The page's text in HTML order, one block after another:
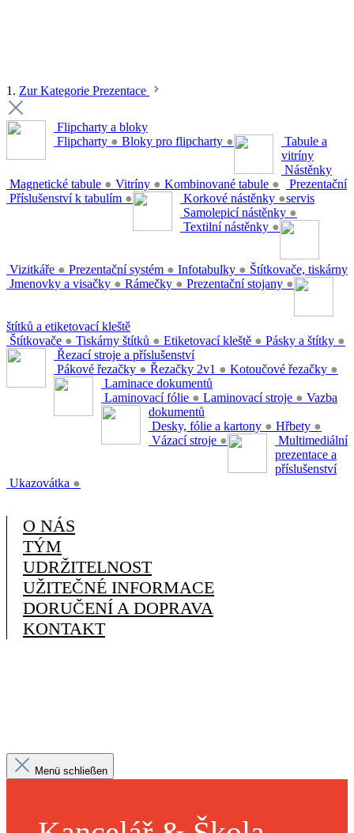
1. Zur Kategorie Prezentace
Flipcharty a bloky
Flipcharty ● Bloky pro flipcharty ●
Tabule a
vitríny
Magnetické tabule ● Vitríny ● Kombinované tabule ●
Příslušenství k tabulím ●
Nástěnky
Korkové nástěnky ●
Samolepicí nástěnky ●
Textilní nástěnky ●
Prezentační
servis
Vizitkáře ● Prezentační systém ● Infotabulky ●
Jmenovky a visačky ● Rámečky ● Prezentační stojany ●
Štítkovače, tiskárny
štítků a etiketovací kleště
Štítkovače ● Tiskárny štítků ● Etiketovací kleště ● Pásky a štítky ●
Řezací stroje a příslušenství
Pákové řezačky ● Řezačky 2v1 ● Kotoučové řezačky ●
Laminace dokumentů
Laminovací fólie ● Laminovací stroje ● Vazba
dokumentů
Desky, fólie a kartony ● Hřbety ●
Vázací stroje ●
Multimediální
prezentace a
příslušenství
Ukazovátka ●
O NÁS
TÝM
UDRŽITELNOST
UŽITEČNÉ INFORMACE
DORUČENÍ A DOPRAVA
KONTAKT
Menü schließen